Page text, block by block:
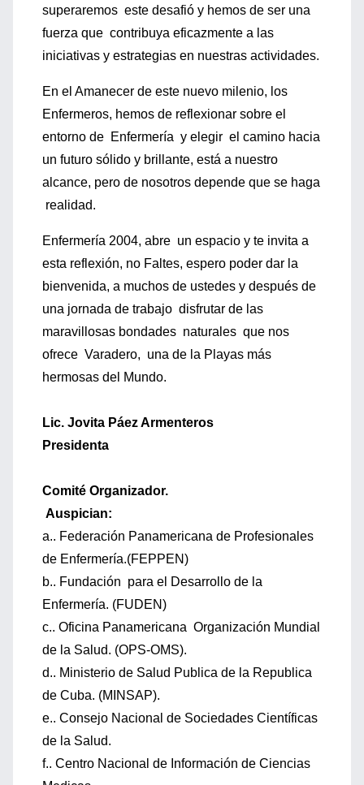
superaremos este desafió y hemos de ser una
fuerza que contribuya eficazmente a las
iniciativas y estrategias en nuestras actividades.
En el Amanecer de este nuevo milenio, los
Enfermeros, hemos de reflexionar sobre el
entorno de Enfermería y elegir el camino hacia
un futuro sólido y brillante, está a nuestro
alcance, pero de nosotros depende que se haga
realidad.
Enfermería 2004, abre un espacio y te invita a
esta reflexión, no Faltes, espero poder dar la
bienvenida, a muchos de ustedes y después de
una jornada de trabajo disfrutar de las
maravillosas bondades naturales que nos
ofrece Varadero, una de la Playas más
hermosas del Mundo.
Lic. Jovita Páez Armenteros
Presidenta
Comité Organizador.
Auspician:
a.. Federación Panamericana de Profesionales
de Enfermería.(FEPPEN)
b.. Fundación para el Desarrollo de la
Enfermería. (FUDEN)
c.. Oficina Panamericana Organización Mundial
de la Salud. (OPS-OMS).
d.. Ministerio de Salud Publica de la Republica
de Cuba. (MINSAP).
e.. Consejo Nacional de Sociedades Científicas
de la Salud.
f.. Centro Nacional de Información de Ciencias